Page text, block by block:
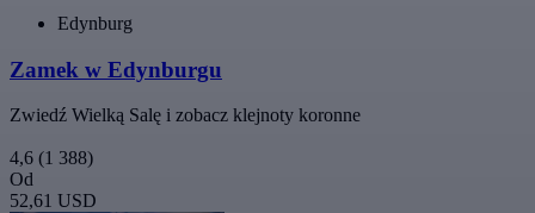
Edynburg
Zamek w Edynburgu
Zwiedź Wielką Salę i zobacz klejnoty koronne
4,6 (1 388)
Od
52,61 USD